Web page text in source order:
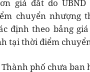
giá đất do
chuyển nhượng
định theo bảng
tại thời điểm
phố chưa ban